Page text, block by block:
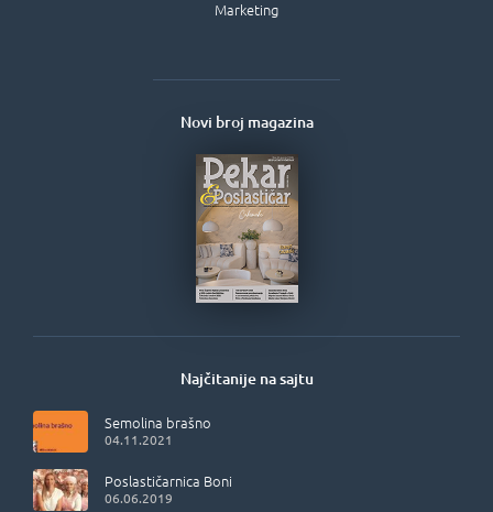
Marketing
Najčitanije na sajtu
Semolina brašno
04.11.2021
Poslastičarnica Boni
06.06.2019
Novi broj magazina